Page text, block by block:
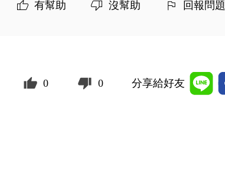
有幫助 沒幫助 回報問題
0 0 分享給好友